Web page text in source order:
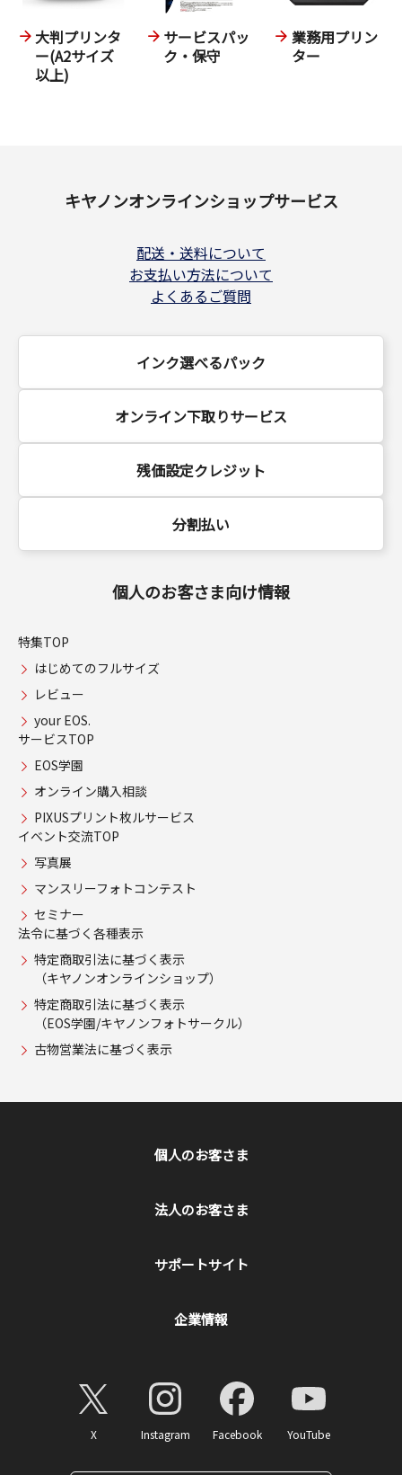
大判プリンタ
ー(A2サイズ
以上)
サービスパッ
ク・保守
業務用プリン
ター
キヤノンオンラインショップサービス
配送・送料について
お支払い方法について
よくあるご質問
インク選べるパック
オンライン下取りサービス
残価設定クレジット
分割払い
個人のお客さま向け情報
特集TOP
はじめてのフルサイズ
レビュー
your EOS.
サービスTOP
EOS学園
オンライン購入相談
PIXUSプリント枚ルサービス
イベント交流TOP
写真展
マンスリーフォトコンテスト
セミナー
法令に基づく各種表示
特定商取引法に基づく表示
（キヤノンオンラインショップ）
特定商取引法に基づく表示
（EOS学園/キヤノンフォトサークル）
古物営業法に基づく表示
個人のお客さま
法人のお客さま
サポートサイト
企業情報
X Instagram Facebook YouTube